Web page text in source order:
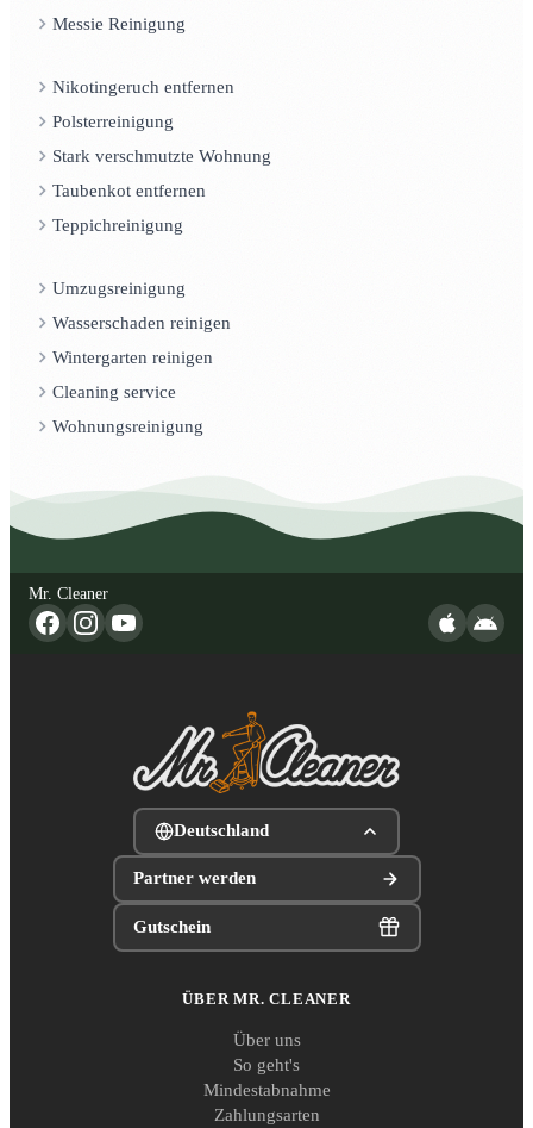
Messie Reinigung
Nikotingeruch entfernen
Polsterreinigung
Stark verschmutzte Wohnung
Taubenkot entfernen
Teppichreinigung
Umzugsreinigung
Wasserschaden reinigen
Wintergarten reinigen
Cleaning service
Wohnungsreinigung
Mr. Cleaner
Deutschland
Partner werden
Gutschein
ÜBER MR. CLEANER
Über uns
So geht's
Mindestabnahme
Zahlungsarten